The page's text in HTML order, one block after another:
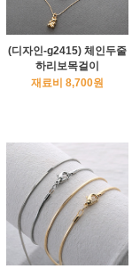
(디자인-g2415) 체인두줄
하리보목걸이
재료비 8,700원